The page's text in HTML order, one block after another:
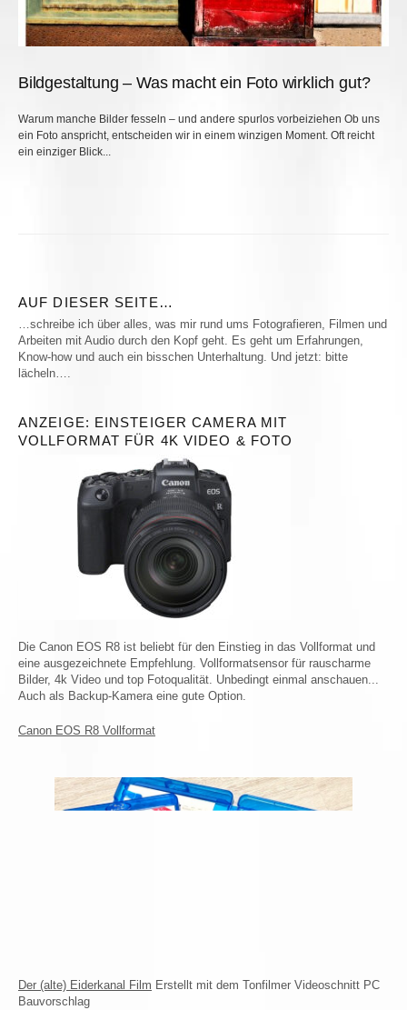
Bildgestaltung – Was macht ein Foto wirklich gut?
Warum manche Bilder fesseln – und andere spurlos vorbeiziehen Ob uns
ein Foto anspricht, entscheiden wir in einem winzigen Moment. Oft reicht
ein einziger Blick...
AUF DIESER SEITE…
…schreibe ich über alles, was mir rund ums Fotografieren, Filmen und
Arbeiten mit Audio durch den Kopf geht. Es geht um Erfahrungen,
Know-how und auch ein bisschen Unterhaltung. Und jetzt: bitte
lächeln….
ANZEIGE: EINSTEIGER CAMERA MIT
VOLLFORMAT FÜR 4K VIDEO & FOTO
Die Canon EOS R8 ist beliebt für den Einstieg in das Vollformat und
eine ausgezeichnete Empfehlung. Vollformatsensor für rauscharme
Bilder, 4k Video und top Fotoqualität. Unbedingt einmal anschauen...
Auch als Backup-Kamera eine gute Option.
Canon EOS R8 Vollformat
Der (alte) Eiderkanal Film Erstellt mit dem Tonfilmer Videoschnitt PC
Bauvorschlag